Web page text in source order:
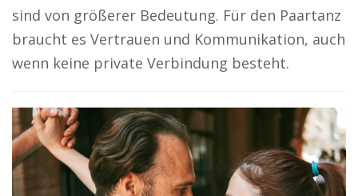
sind von größerer Bedeutung. Für den Paartanz
braucht es Vertrauen und Kommunikation, auch
wenn keine private Verbindung besteht.